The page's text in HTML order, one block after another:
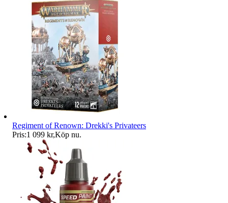
Regiment of Renown: Drekki's Privateers
Pris:1 099 kr,Köp nu.